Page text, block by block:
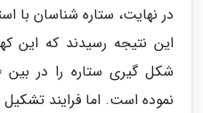
در نهایت، ستاره شناسان با
این نتیجه رسیدند که این